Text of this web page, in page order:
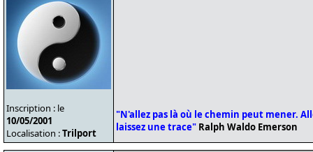
Inscription : le
10/05/2001
Localisation :Trilport
"N'allez pas là où le chemin peut mener.
laissez une trace" Ralph Waldo Emerson